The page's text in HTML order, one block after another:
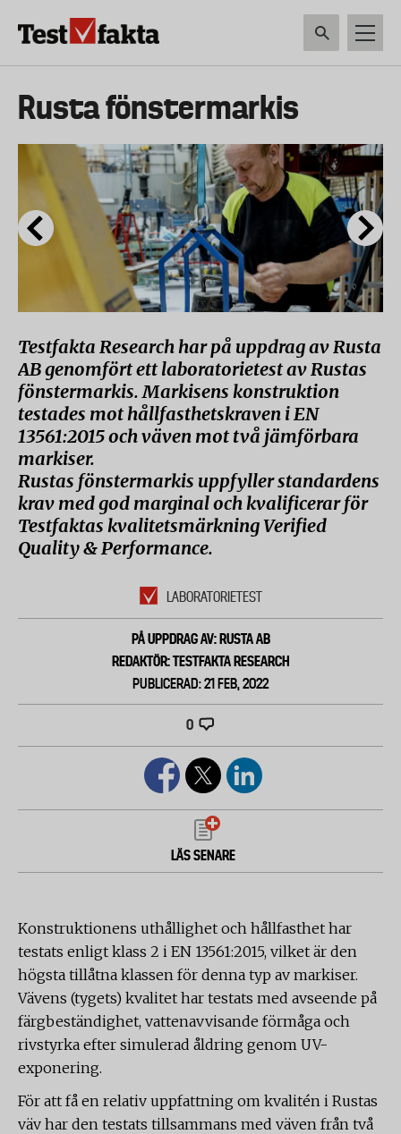
Huvudmeny
ny
Rusta fönstermarkis
Testfakta Research har på uppdrag av Rusta
AB genomfört ett laboratorietest av Rustas
fönstermarkis. Markisens konstruktion
testades mot hållfasthetskraven i EN
13561:2015 och väven mot två jämförbara
markiser.
Rustas fönstermarkis uppfyller standardens
krav med god marginal och kvalificerar för
Testfaktas kvalitetsmärkning Verified
Quality & Performance.
LABORATORIETEST
PÅ UPPDRAG AV: RUSTA AB
REDAKTÖR: TESTFAKTA RESEARCH
PUBLICERAD: 21 FEB, 2022
0
LÄS SENARE
Konstruktionens uthållighet och hållfasthet har
testats enligt klass 2 i EN 13561:2015, vilket är den
högsta tillåtna klassen för denna typ av markiser.
Vävens (tygets) kvalitet har testats med avseende på
färgbeständighet, vattenavvisande förmåga och
rivstyrka efter simulerad åldring genom UV-
exponering.
För att få en relativ uppfattning om kvalitén i Rustas
väv har den testats tillsammans med väven från två